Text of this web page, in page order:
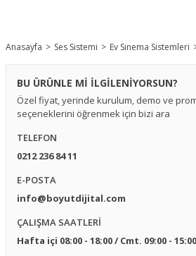
Anasayfa Ses Sistemi Ev Sinema Sistemleri
BU ÜRÜNLE Mİ İLGİLENİYORSUN?
Özel fiyat, yerinde kurulum, demo ve
seçeneklerini öğrenmek için bizi ara
TELEFON
0212 236 84 11
E-POSTA
info@boyutdijital.com
ÇALIŞMA SAATLERİ
Hafta içi 08:00 - 18:00 / Cmt. 09:00 - 15:00